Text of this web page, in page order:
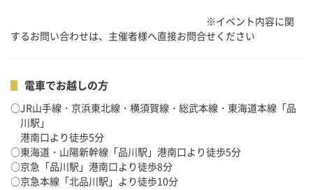
※イベント内容に関
するお問い合わせは、主催者様へ直接お問合せください
電車でお越しの方
○JR山手線・京浜東北線・横須賀線・総武本線・東海道本線「品
川駅」
港南口より徒歩5分
○東海道・山陽新幹線「品川駅」港南口より徒歩5分
○京急「品川駅」港南口より徒歩8分
○京急本線「北品川駅」より徒歩10分